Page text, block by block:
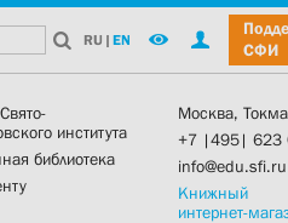
RU | EN
СФИ
института
библиотека
Москва,
+7 |495| 623
info@edu.sfi.ru
Книжный
интернет-